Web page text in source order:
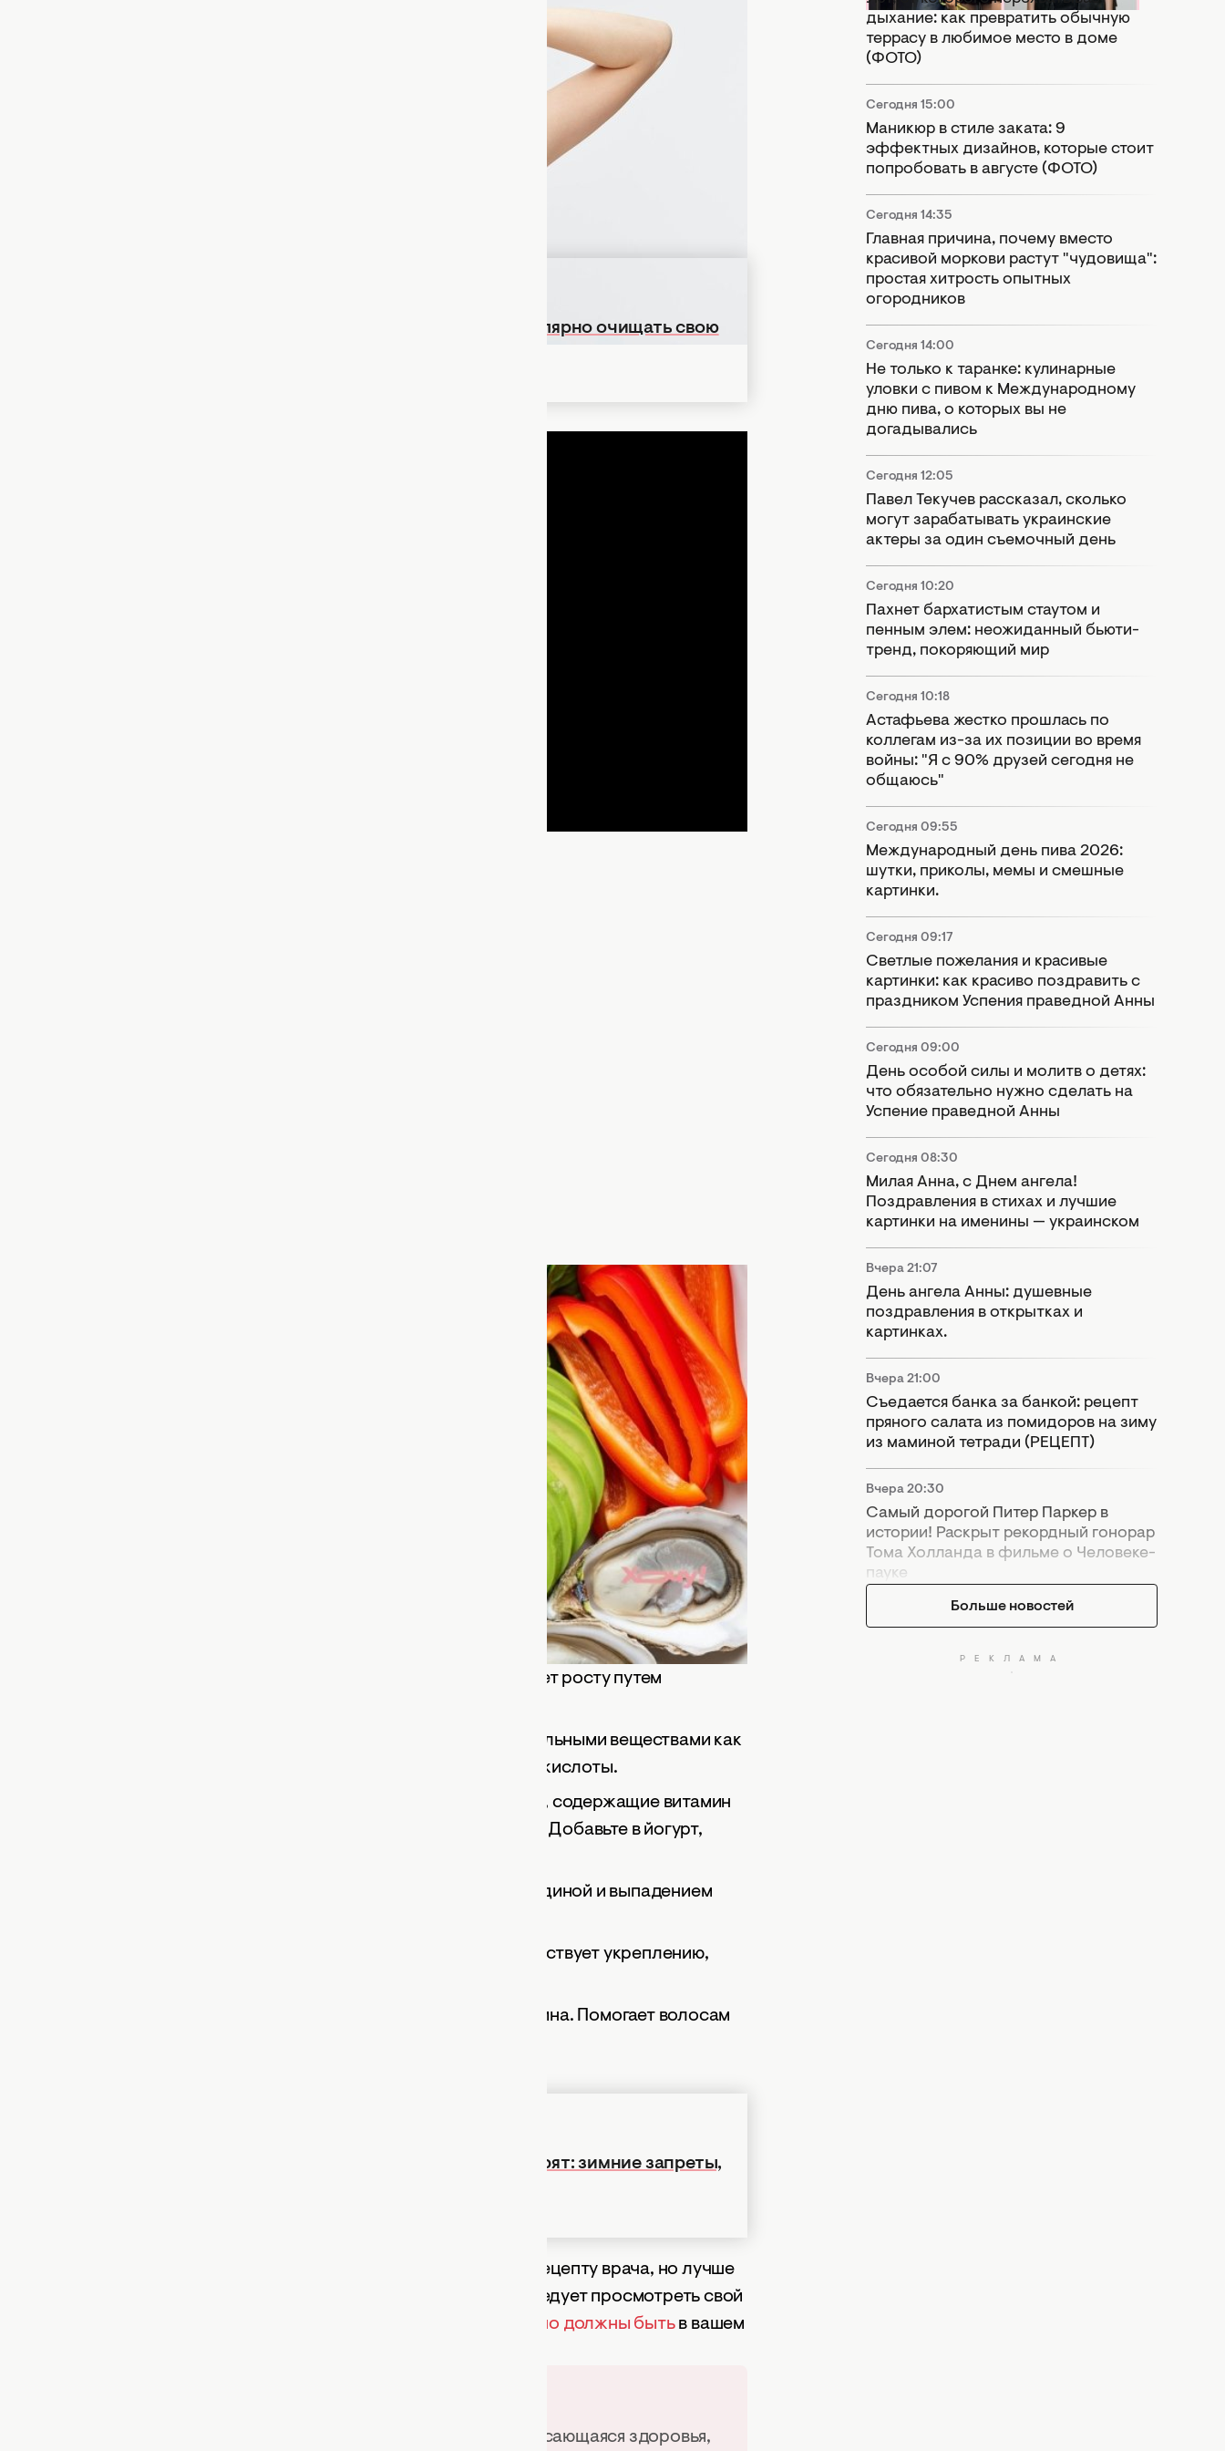
Многие женщины используют различные средства для ухода и даже
, чтобы сделать волосы красивыми и здоровыми. Но
состояние локонов зависит от многих факторов: возраст, генетические
Чтобы достичь хорошего вида волоса, для организма необходимы
Это - залог красивых волос! Почему надо регулярно очищать свою
Какие продукты следует добавить в рацион:
Это отличный источник биотина и белка и предотвращает
выпадение волос. Также в яйцах много цинка и селена.
Если вы хотите длинные волосы, этот продукт обязательно
добавьте к блюдам. В нем много железа, фолиевой кислоты и витаминов
А и С. 75 г шпината в день, обеспечит 50% витамина А от ежедневной
. Необычайно вкусны, питательны и имеют много витамин С,
который производит коллаген, чтобы волосы не ломались.
Отличный источник Омега-3. Скумбрия, лосось,
сельдь употребляйте, чтобы получить густые волосы.
Улучшает качество волос и способствует росту путем
Вкусны и полезны и богаты такими питательными веществами как
витамины группы В, цинк и незаменимые жирные кислоты.
Подсолнечные, тыквенные, семена льна, содержащие витамин
Е, цинк и селен. Желательно использовать смесь. Добавьте в йогурт,
Укрепляет волосы, борется с сединой и выпадением
Великолепный источник цинка. Способствует укреплению,
Источники белка и спермидина. Помогает волосам
10 вещей, за которые волосы вас не поблагодарят: зимние запреты,
Конечно, можно приобрести витамины в аптеке по рецепту врача, но лучше
усваиваются полученные из пищевых продуктов. Следует просмотреть свой
продукты, которые обязательно должны бытьв вашем
Вся информация медицинской тематики и информация, касающаяся здоровья,
дыхание: как превратить обычную
террасу в любимое место в доме
(ФОТО)
Сегодня 15:00
Маникюр в стиле заката: 9
эффектных дизайнов, которые стоит
попробовать в августе (ФОТО)
Сегодня 14:35
Главная причина, почему вместо
красивой моркови растут "чудовища":
простая хитрость опытных
огородников
Сегодня 14:00
Не только к таранке: кулинарные
уловки с пивом к Международному
дню пива, о которых вы не
догадывались
Сегодня 12:05
Павел Текучев рассказал, сколько
могут зарабатывать украинские
актеры за один съемочный день
Сегодня 10:20
Пахнет бархатистым стаутом и
пенным элем: неожиданный бьюти-
тренд, покоряющий мир
Сегодня 10:18
Астафьева жестко прошлась по
коллегам из-за их позиции во время
войны: "Я с 90% друзей сегодня не
общаюсь"
Сегодня 09:55
Международный день пива 2026:
шутки, приколы, мемы и смешные
картинки.
Сегодня 09:17
Светлые пожелания и красивые
картинки: как красиво поздравить с
праздником Успения праведной Анны
Сегодня 09:00
День особой силы и молитв о детях:
что обязательно нужно сделать на
Успение праведной Анны
Сегодня 08:30
Милая Анна, с Днем ангела!
Поздравления в стихах и лучшие
картинки на именины — украинском
Вчера 21:07
День ангела Анны: душевные
поздравления в открытках и
картинках.
Вчера 21:00
Съедается банка за банкой: рецепт
пряного салата из помидоров на зиму
из маминой тетради (РЕЦЕПТ)
Вчера 20:30
Самый дорогой Питер Паркер в
истории! Раскрыт рекордный гонорар
Тома Холланда в фильме о Человеке-
пауке
Больше новостей